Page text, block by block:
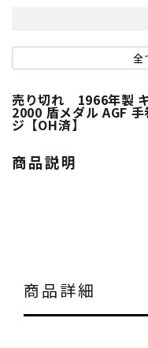
全
売り切れ 1966年製
2000 盾メダル AGF
ジ【OH済】
商品説明
商品詳細